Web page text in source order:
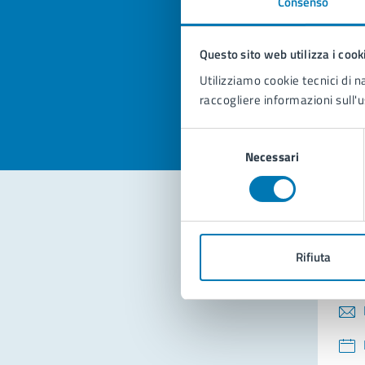
Questo sito web utilizza i
Utilizziamo cookie tecnici di
raccogliere informazioni
consenso
Necessari
Rifiuta